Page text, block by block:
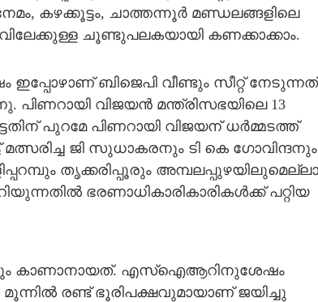
കഴക്കൂട്ടം, ചാത്തന്നൂര്‍ മണ്ഡലങ്ങളിലെ
ചൂണ്ടുപലകയായി കണക്കാക്കാം.
ഇപ്പോഴാണ് ബിജെപി വീണ്ടും സീറ്റ്
വിജയന്‍ മന്ത്രിസഭയിലെ 13
പുറമേ പിണറായി വിജയന് ധര്‍മ്മടത്ത്
മത്സരിച്ച ജി സുധാകരനും ടി കെ ഗോവിന്ദനും
തൃക്കരിപ്പൂരും
ഭരണാധികാരികാരികള്‍ക്ക് പറ്റിയ
കാണാനായത്. എസ്‌ഐആറിനുശേഷം
രണ്ട് ഭൂരിപക്ഷവുമായാണ് ജയിച്ചു